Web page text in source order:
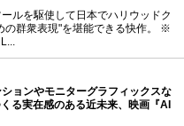
ルを駆使して日本でハリウッドク
の群衆表現"を堪能できる快作。 ※
ョンやモニターグラフィックスな
る実在感のある近未来、映画『AI